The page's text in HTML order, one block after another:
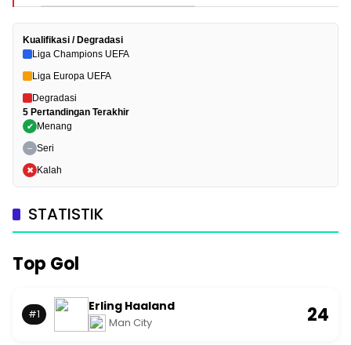
Kualifikasi / Degradasi
Liga Champions UEFA
Liga Europa UEFA
Degradasi
5 Pertandingan Terakhir
✔ Menang
– Seri
✖ Kalah
STATISTIK
Top Gol
#1
Erling Haaland
Man City 24